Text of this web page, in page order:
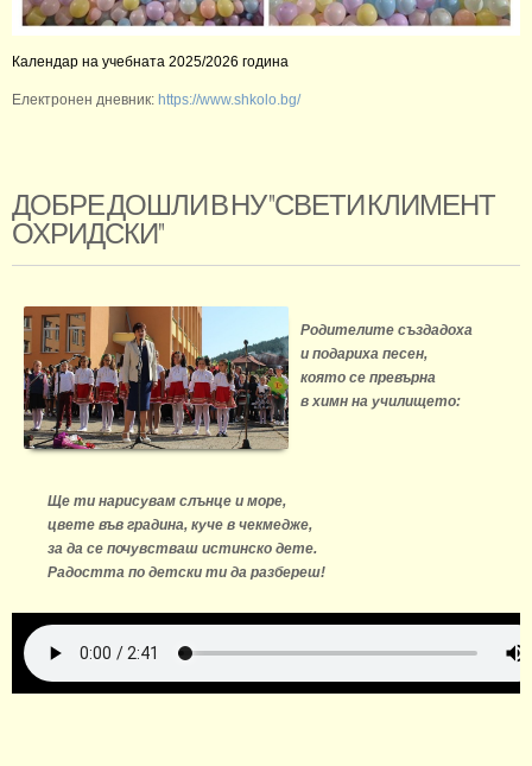
Календар на учебната 2025/2026 година
Електронен дневник: https://www.shkolo.bg/
ДОБРЕ ДОШЛИ В НУ "СВЕТИ КЛИМЕНТ
ОХРИДСКИ"
Родителите създадоха
и подариха песен,
която се превърна
в химн на училището:
Ще ти нарисувам слънце и море,
цвете във градина, куче в чекмедже,
за да се почувстваш истинско дете.
Радостта по детски ти да разбереш!